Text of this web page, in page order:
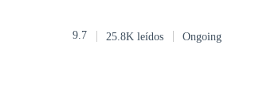
9.7 25.8K leídos Ongoing